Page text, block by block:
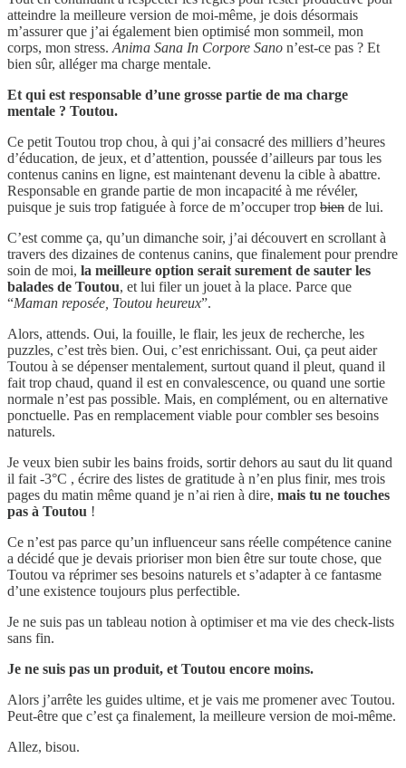
atteindre la meilleure version de moi-même, je dois désormais
m’assurer que j’ai également bien optimisé mon sommeil, mon
corps, mon stress. Anima Sana In Corpore Sano n’est-ce pas ? Et
bien sûr, alléger ma charge mentale.
Et qui est responsable d’une grosse partie de ma charge
mentale ? Toutou.
Ce petit Toutou trop chou, à qui j’ai consacré des milliers d’heures
d’éducation, de jeux, et d’attention, poussée d’ailleurs par tous les
contenus canins en ligne, est maintenant devenu la cible à abattre.
Responsable en grande partie de mon incapacité à me révéler,
puisque je suis trop fatiguée à force de m’occuper trop bien de lui.
C’est comme ça, qu’un dimanche soir, j’ai découvert en scrollant à
travers des dizaines de contenus canins, que finalement pour prendre
soin de moi, la meilleure option serait surement de sauter les
balades de Toutou, et lui filer un jouet à la place. Parce que
“Maman reposée, Toutou heureux”.
Alors, attends. Oui, la fouille, le flair, les jeux de recherche, les
puzzles, c’est très bien. Oui, c’est enrichissant. Oui, ça peut aider
Toutou à se dépenser mentalement, surtout quand il pleut, quand il
fait trop chaud, quand il est en convalescence, ou quand une sortie
normale n’est pas possible. Mais, en complément, ou en alternative
ponctuelle. Pas en remplacement viable pour combler ses besoins
naturels.
Je veux bien subir les bains froids, sortir dehors au saut du lit quand
il fait -3°C , écrire des listes de gratitude à n’en plus finir, mes trois
pages du matin même quand je n’ai rien à dire, mais tu ne touches
pas à Toutou !
Ce n’est pas parce qu’un influenceur sans réelle compétence canine
a décidé que je devais prioriser mon bien être sur toute chose, que
Toutou va réprimer ses besoins naturels et s’adapter à ce fantasme
d’une existence toujours plus perfectible.
Je ne suis pas un tableau notion à optimiser et ma vie des check-lists
sans fin.
Je ne suis pas un produit, et Toutou encore moins.
Alors j’arrête les guides ultime, et je vais me promener avec Toutou.
Peut-être que c’est ça finalement, la meilleure version de moi-même.
Allez, bisou.